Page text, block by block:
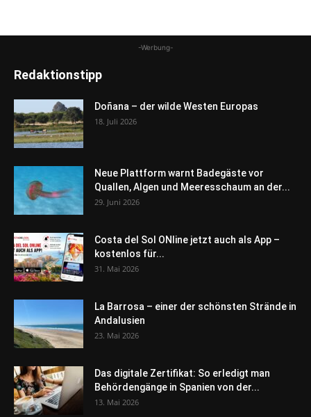
-Werbung-
Redaktionstipp
Doñana – der wilde Westen Europas
18. Juli 2026
Neue Plattform warnt Badegäste vor
Quallen, Algen und Meeresschaum an der...
29. Juni 2026
Costa del Sol ONline jetzt auch als App –
kostenlos für...
31. Mai 2026
La Barrosa – einer der schönsten Strände in
Andalusien
23. Mai 2026
Das digitale Zertifikat: So erledigt man
Behördengänge in Spanien von der...
13. Mai 2026